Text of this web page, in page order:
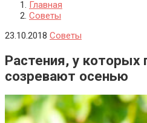
Главная
Советы
23.10.2018 Советы
Растения, у
созревают осенью